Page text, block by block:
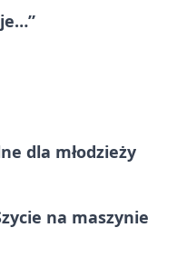
dla młodzieży
na maszynie